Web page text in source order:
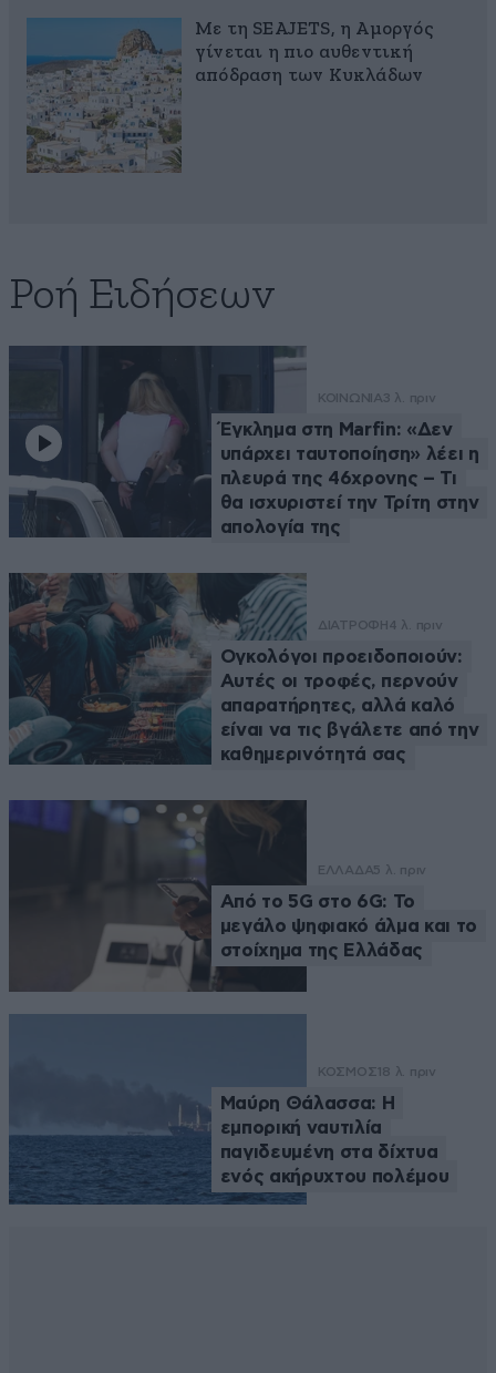
Με τη SEAJETS, η Αμοργός
γίνεται η πιο αυθεντική
απόδραση των Κυκλάδων
Ροή Ειδήσεων
ΚΟΙΝΩΝΙΑ3 λ. πριν
Έγκλημα στη Marfin: «Δεν
υπάρχει ταυτοποίηση» λέει η
πλευρά της 46χρονης – Τι
θα ισχυριστεί την Τρίτη στην
απολογία της
ΔΙΑΤΡΟΦΗ4 λ. πριν
Ογκολόγοι προειδοποιούν:
Αυτές οι τροφές, περνούν
απαρατήρητες, αλλά καλό
είναι να τις βγάλετε από την
καθημερινότητά σας
ΕΛΛΑΔΑ5 λ. πριν
Από το 5G στο 6G: Το
μεγάλο ψηφιακό άλμα και το
στοίχημα της Ελλάδας
ΚΟΣΜΟΣ 18 λ. πριν
Μαύρη Θάλασσα: Η
εμπορική ναυτιλία
παγιδευμένη στα δίχτυα
ενός ακήρυχτου πολέμου